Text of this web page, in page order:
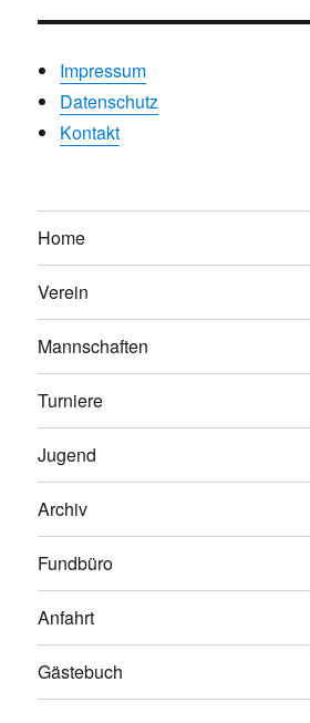
Impressum
Datenschutz
Kontakt
Home
Verein
Mannschaften
Turniere
Jugend
Archiv
Fundbüro
Anfahrt
Gästebuch